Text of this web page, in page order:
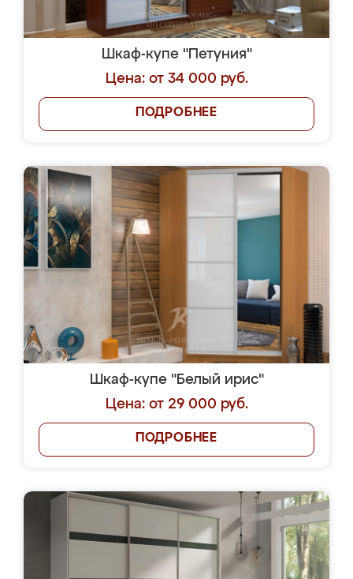
Шкаф-купе "Петуния"
Цена: от 34 000 руб.
ПОДРОБНЕЕ
Шкаф-купе "Белый ирис"
Цена: от 29 000 руб.
ПОДРОБНЕЕ